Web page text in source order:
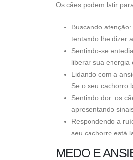
Os cães podem latir
Buscando
tentando lhe dizer
Sentindo-se
liberar sua energia
Lidando com a
Se o seu cachorro
Sentindo dor: os
apresentando
Respondendo a
seu cachorro está
MEDO E